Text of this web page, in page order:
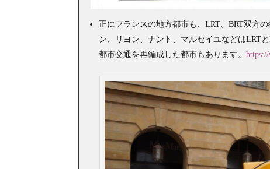
正にフランスの地方都市も、LRT、BRT双方
ン、リヨン、ナント、マルセイユなどはLRT
都市交通を再編成した都市もあります。